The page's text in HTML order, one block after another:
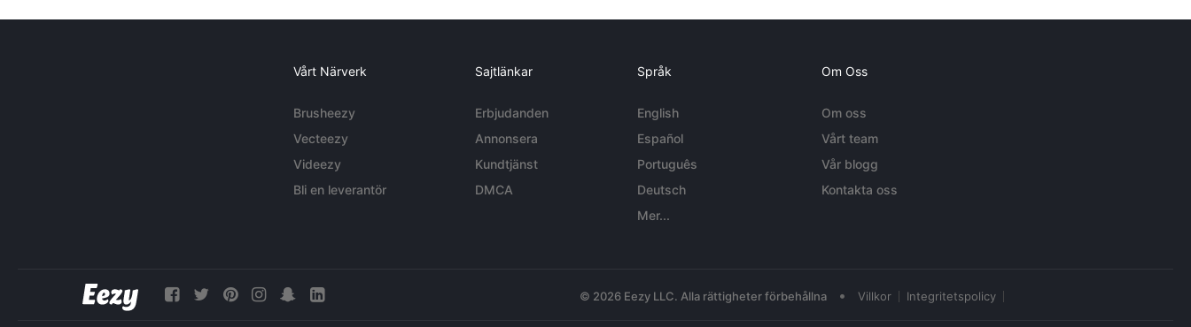
Vårt Närverk
Brusheezy
Vecteezy
Videezy
Bli en leverantör
Sajtlänkar
Erbjudanden
Annonsera
Kundtjänst
DMCA
Språk
English
Español
Português
Deutsch
Mer...
Om Oss
Om oss
Vårt team
Vår blogg
Kontakta oss
© 2026 Eezy LLC. Alla rättigheter förbehållna • Villkor Integritetspolicy